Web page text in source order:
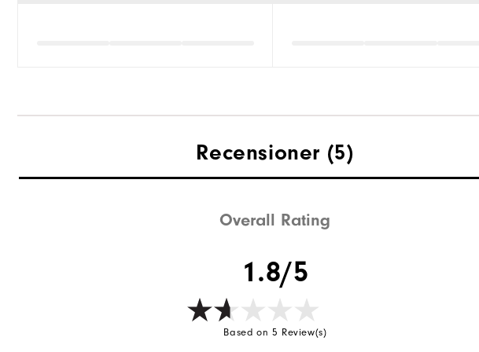
Recensioner (5)
Overall Rating
1.8/5
Based on 5 Review(s)